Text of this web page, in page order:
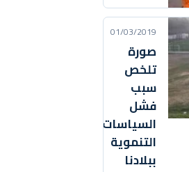
01/03/2019
صورة
تلخص
سبب
فشل
السياسات
التنموية
ببلادنا